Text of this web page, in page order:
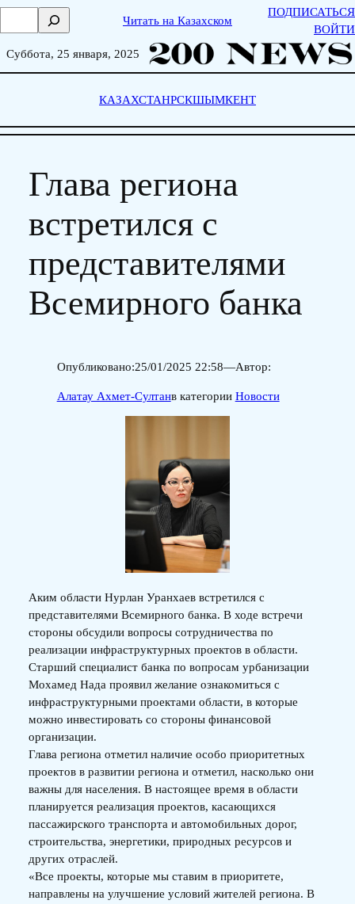
Skip
о
Читать на Казахском
ПОДПИСАТЬСЯ
ВОЙТИ
Суббота, 25 января, 2025
КАЗАХСТАНРСКШЫМКЕНТ
Глава региона
встретился с
представителями
Всемирного банка
Опубликовано:25/01/2025 22:58—Автор:
Алатау Ахмет-Султанв категории Новости
Аким области Нурлан Уранхаев встретился с
представителями Всемирного банка. В ходе встречи
стороны обсудили вопросы сотрудничества по
реализации инфраструктурных проектов в области.
Старший специалист банка по вопросам урбанизации
Мохамед Нада проявил желание ознакомиться с
инфраструктурными проектами области, в которые
можно инвестировать со стороны финансовой
организации.
Глава региона отметил наличие особо приоритетных
проектов в развитии региона и отметил, насколько они
важны для населения. В настоящее время в области
планируется реализация проектов, касающихся
пассажирского транспорта и автомобильных дорог,
строительства, энергетики, природных ресурсов и
других отраслей.
«Все проекты, которые мы ставим в приоритете,
направлены на улучшение условий жителей региона. В